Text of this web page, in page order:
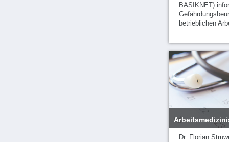
BASIKNET)
betrieblichen
Dr. Florian